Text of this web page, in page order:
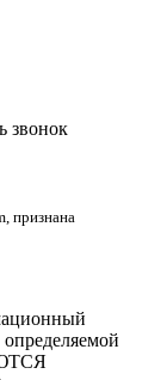
звонок
признана